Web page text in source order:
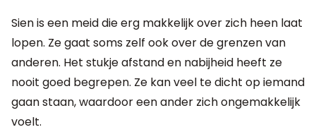
Sien is een meid die erg makkelijk over zich heen laat
lopen. Ze gaat soms zelf ook over de grenzen van
anderen. Het stukje afstand en nabijheid heeft ze
nooit goed begrepen. Ze kan veel te dicht op iemand
gaan staan, waardoor een ander zich ongemakkelijk
voelt.